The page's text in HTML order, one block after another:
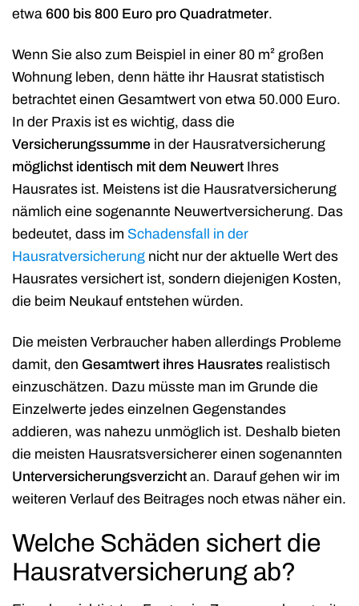
etwa 600 bis 800 Euro pro Quadratmeter.
Wenn Sie also zum Beispiel in einer 80 m² großen
Wohnung leben, denn hätte ihr Hausrat statistisch
betrachtet einen Gesamtwert von etwa 50.000 Euro.
In der Praxis ist es wichtig, dass die
Versicherungssumme in der Hausratversicherung
möglichst identisch mit dem Neuwert Ihres
Hausrates ist. Meistens ist die Hausratversicherung
nämlich eine sogenannte Neuwertversicherung. Das
bedeutet, dass im Schadensfall in der
Hausratversicherung nicht nur der aktuelle Wert des
Hausrates versichert ist, sondern diejenigen Kosten,
die beim Neukauf entstehen würden.
Die meisten Verbraucher haben allerdings Probleme
damit, den Gesamtwert ihres Hausrates realistisch
einzuschätzen. Dazu müsste man im Grunde die
Einzelwerte jedes einzelnen Gegenstandes
addieren, was nahezu unmöglich ist. Deshalb bieten
die meisten Hausratsversicherer einen sogenannten
Unterversicherungsverzicht an. Darauf gehen wir im
weiteren Verlauf des Beitrages noch etwas näher ein.
Welche Schäden sichert die
Hausratversicherung ab?